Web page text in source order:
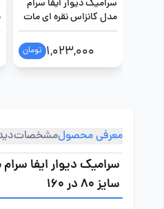
سرامیک دیوار ایفا سرام
مدل کانزاس نقره ای مات
سایز 80 در 160
1,023,000 تومان
معرفی محصولمشخصات
سرامیک دیوار ایفا
سایز 80 در 160